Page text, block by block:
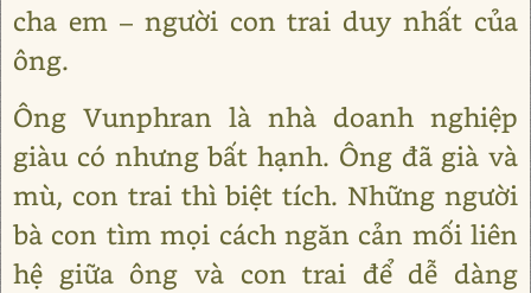
cha em – người con trai duy nhất của
ông.
Ông Vunphran là nhà doanh nghiệp
giàu có nhưng bất hạnh. Ông đã già và
mù, con trai thì biệt tích. Những người
bà con tìm mọi cách ngăn cản mối liên
hệ giữa ông và con trai để dễ dàng